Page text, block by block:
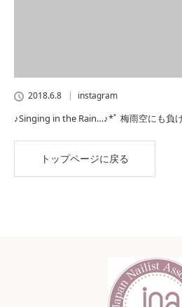
2018.6.8 instagram
♪Singing in the Rain…♪*ﾟ 梅雨空にも負
トップページに戻る